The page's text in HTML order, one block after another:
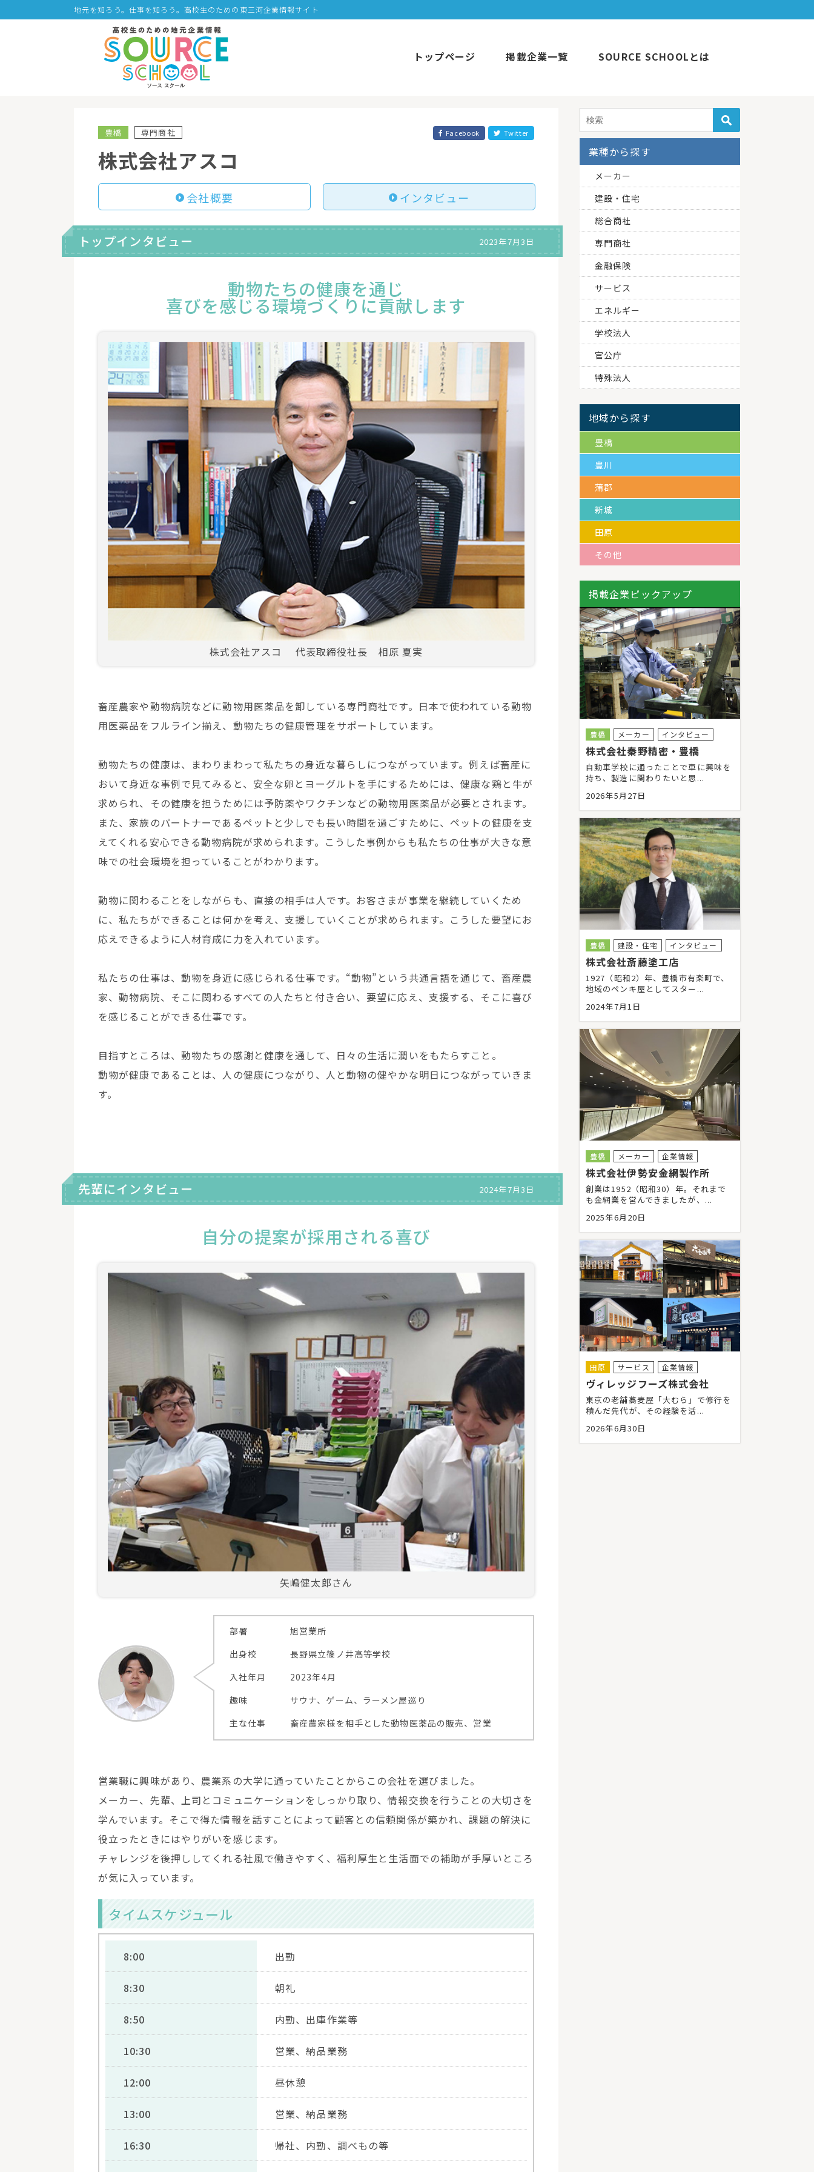
地元を知ろう。仕事を知ろう。高校生のための東三河企業情報サイト
トップページ 掲載企業一覧 SOURCE SCHOOLとは
豊橋 専門商社 Facebook Twitter
株式会社アスコ
会社概要 インタビュー
トップインタビュー 2023年7月3日
動物たちの健康を通じ
喜びを感じる環境づくりに貢献します
株式会社アスコ 代表取締役社長 相原 夏実
畜産農家や動物病院などに動物用医薬品を卸している専門商社です。日本で使われている動物
用医薬品をフルライン揃え、動物たちの健康管理をサポートしています。
動物たちの健康は、まわりまわって私たちの身近な暮らしにつながっています。例えば畜産に
おいて身近な事例で見てみると、安全な卵とヨーグルトを手にするためには、健康な鶏と牛が
求められ、その健康を担うためには予防薬やワクチンなどの動物用医薬品が必要とされます。
また、家族のパートナーであるペットと少しでも長い時間を過ごすために、ペットの健康を支
えてくれる安心できる動物病院が求められます。こうした事例からも私たちの仕事が大きな意
味での社会環境を担っていることがわかります。
動物に関わることをしながらも、直接の相手は人です。お客さまが事業を継続していくため
に、私たちができることは何かを考え、支援していくことが求められます。こうした要望にお
応えできるように人材育成に力を入れています。
私たちの仕事は、動物を身近に感じられる仕事です。“動物”という共通言語を通じて、畜産農
家、動物病院、そこに関わるすべての人たちと付き合い、要望に応え、支援する、そこに喜び
を感じることができる仕事です。
目指すところは、動物たちの感謝と健康を通して、日々の生活に潤いをもたらすこと。
動物が健康であることは、人の健康につながり、人と動物の健やかな明日につながっていきま
す。
先輩にインタビュー 2024年7月3日
自分の提案が採用される喜び
矢嶋健太郎さん
部署
旭営業所
出身校
長野県立篠ノ井高等学校
入社年月
2023年4月
趣味
サウナ、ゲーム、ラーメン屋巡り
主な仕事
畜産農家様を相手とした動物医薬品の販売、営業
営業職に興味があり、農業系の大学に通っていたことからこの会社を選びました。
メーカー、先輩、上司とコミュニケーションをしっかり取り、情報交換を行うことの大切さを
学んでいます。そこで得た情報を話すことによって顧客との信頼関係が築かれ、課題の解決に
役立ったときにはやりがいを感じます。
チャレンジを後押ししてくれる社風で働きやすく、福利厚生と生活面での補助が手厚いところ
が気に入っています。
タイムスケジュール
8:00 出勤
8:30 朝礼
8:50 内勤、出庫作業等
10:30 営業、納品業務
12:00 昼休憩
13:00 営業、納品業務
16:30 帰社、内勤、調べもの等
業種から探す
メーカー
建設・住宅
総合商社
専門商社
金融保険
サービス
エネルギー
学校法人
官公庁
特殊法人
地域から探す
豊橋
豊川
蒲郡
新城
田原
その他
掲載企業ピックアップ
豊橋 メーカー インタビュー
株式会社秦野精密・豊橋
自動車学校に通ったことで車に興味を
持ち、製造に関わりたいと思...
2026年5月27日
豊橋 建設・住宅 インタビュー
株式会社斎藤塗工店
1927（昭和2）年、豊橋市有楽町で、
地域のペンキ屋としてスター...
2024年7月1日
豊橋 メーカー 企業情報
株式会社伊勢安金網製作所
創業は1952（昭和30）年。それまで
も金網業を営んできましたが、...
2025年6月20日
田原 サービス 企業情報
ヴィレッジフーズ株式会社
東京の老舗蕎麦屋「大むら」で修行を
積んだ先代が、その経験を活...
2026年6月30日